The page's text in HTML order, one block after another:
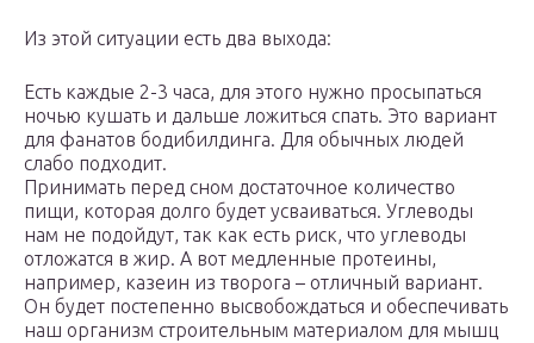
Из этой ситуации есть два выхода:
Есть каждые 2-3 часа, для этого нужно просыпаться
ночью кушать и дальше ложиться спать. Это вариант
для фанатов бодибилдинга. Для обычных людей
слабо подходит.
Принимать перед сном достаточное количество
пищи, которая долго будет усваиваться. Углеводы
нам не подойдут, так как есть риск, что углеводы
отложатся в жир. А вот медленные протеины,
например, казеин из творога – отличный вариант.
Он будет постепенно высвобождаться и обеспечивать
наш организм строительным материалом для мышц